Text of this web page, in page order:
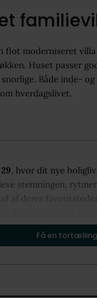
moderniseret villa
Huset passer
Både inde-
hverdagslivet.
, hvor dit nye
stemningen,
af deres
danne rammen om
Få en